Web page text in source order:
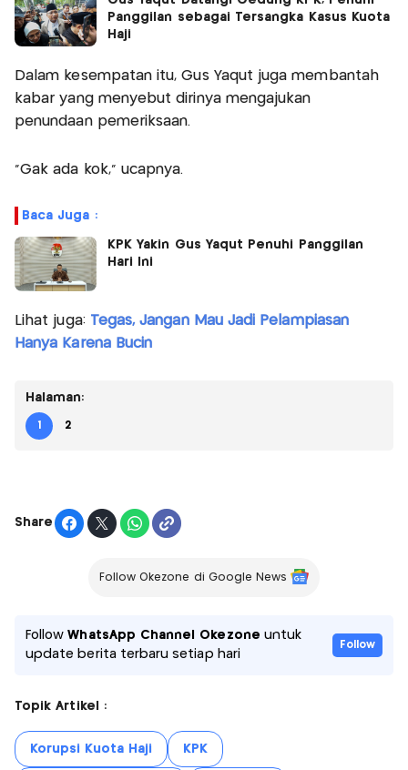
Panggilan sebagai Tersangka Kasus Kuota
Haji
Dalam kesempatan itu, Gus Yaqut juga membantah
kabar yang menyebut dirinya mengajukan
penundaan pemeriksaan.
"Gak ada kok," ucapnya.
Baca Juga :
KPK Yakin Gus Yaqut Penuhi Panggilan
Hari Ini
Lihat juga: Tegas, Jangan Mau Jadi Pelampiasan
Hanya Karena Bucin
Halaman:
1 2
Share
Follow Okezone di Google News
FollowWhatsApp Channel Okezone untuk
update berita terbaru setiap hari
Follow
Topik Artikel :
Korupsi Kuota Haji KPK